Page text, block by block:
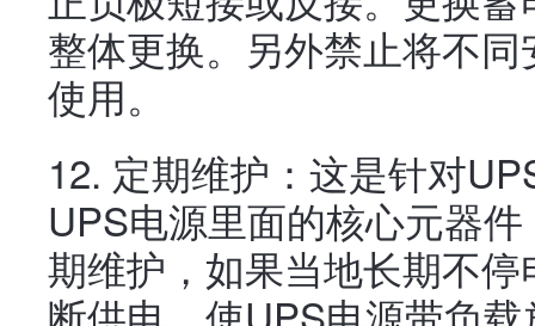
整体更换。另外禁止将不
使用。
12. 定期维护：这是针对
UPS电源里面的核心元器
期维护，如果当地长期不
断供电，使UPS电源带负